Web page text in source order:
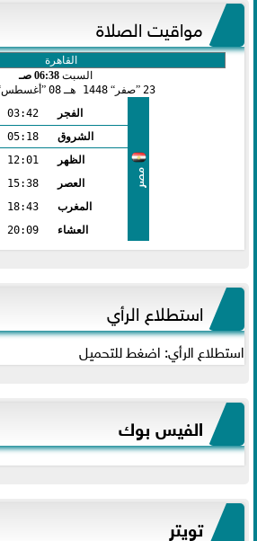
مواقيت الصلاة
السبت 06:38 صـ
23 صفر 1448 هـ 08 أغسطس
مصر
الفجر
03:42
الشروق
05:18
الظهر
12:01
العصر
15:38
المغرب
18:43
العشاء
20:09
استطلاع الرأي
استطلاع الرأي: اضغط للتحميل
الفيس بوك
تويتر